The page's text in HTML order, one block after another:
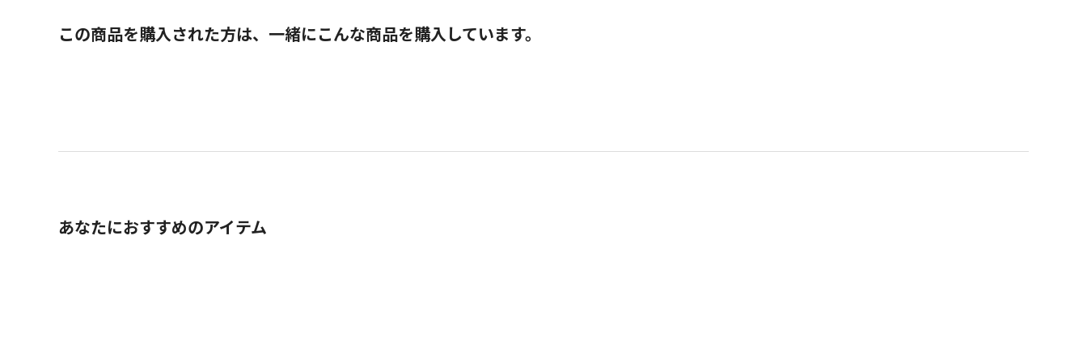
この商品を購入された方は、一緒にこんな商品を購入しています。
あなたにおすすめのアイテム